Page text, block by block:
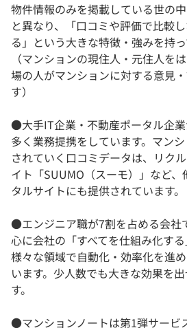
物件情報のみを掲載している世の
と異なり、「口コミや評価で比較
る」という大きな特徴・強みを持っ
（マンションの現住人・元住人を
場の人がマンションに対する意見
す）
●大手IT企業・不動産ポータル企
多く業務提携をしています。マン
されていく口コミデータは、リク
イト「SUUMO（スーモ）」など
タルサイトにも提供されています。
●エンジニア職が7割を占める会社
心に会社の「すべてを仕組み化する
様々な領域で自動化・効率化を進
います。少人数でも大きな効果を
す。
●マンションノートは第1弾サービ